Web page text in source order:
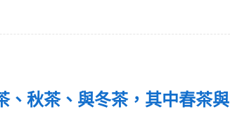
、秋茶、與冬茶，其中春茶與